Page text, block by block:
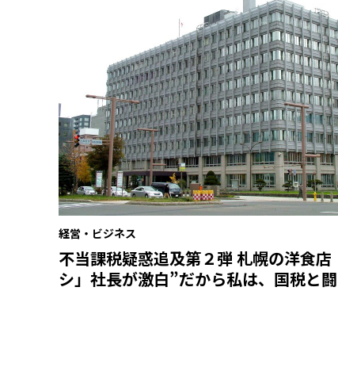
経営・ビジネス
不当課税疑惑追及第２弾 札幌の洋食店
シ」社長が激白”だから私は、国税と